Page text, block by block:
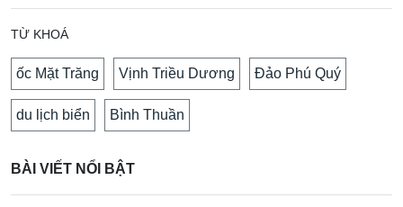
TỪ KHOÁ
ốc Mặt Trăng Vịnh Triều Dương Đảo Phú Quý
du lịch biển Bình Thuần
BÀI VIẾT NỔI BẬT